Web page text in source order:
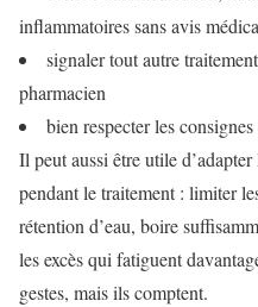
inflammatoires sans avis
signaler tout autre
pharmacien
bien respecter les
Il peut aussi être utile
pendant le traitement : limiter
rétention d’eau, boire
les excès qui fatiguent
gestes, mais ils comptent.